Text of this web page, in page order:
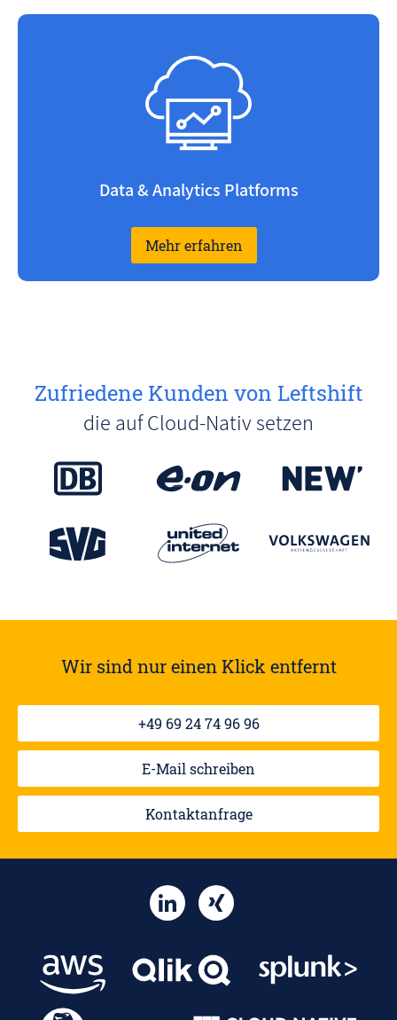
Data & Analytics Platforms
Mehr erfahren
Zufriedene Kunden von Leftshift
die auf Cloud-Nativ setzen
Wir sind nur einen Klick entfernt
+49 69 24 74 96 96
E-Mail schreiben
Kontaktanfrage